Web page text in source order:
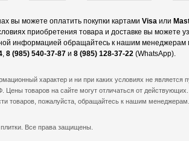
вы можете оплатить покупки картами Visa или
приобретения товара и доставке вы можете
информацией обращайтесь к нашим менеджерам
, 8 (985) 540-37-87 и 8 (985) 128-37-22 (WhatsApp).
характер и ни при каких условиях не является
товаров на сайте могут отличаться от действующих.
товаров, пожалуйста, обращайтесь к нашим менеджерам.
Все права защищены.